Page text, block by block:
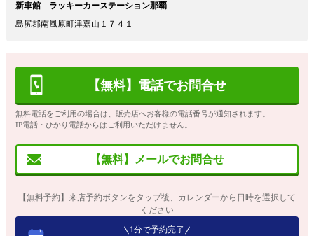
新車館 ラッキーカーステーション那覇
島尻郡南風原町津嘉山１７４１
【無料】電話でお問合せ
無料電話をご利用の場合は、販売店へお客様の電話番号が通知されます。
IP電話・ひかり電話からはご利用いただけません。
【無料】メールでお問合せ
【無料予約】来店予約ボタンをタップ後、カレンダーから日時を選択して
ください
1分で予約完了